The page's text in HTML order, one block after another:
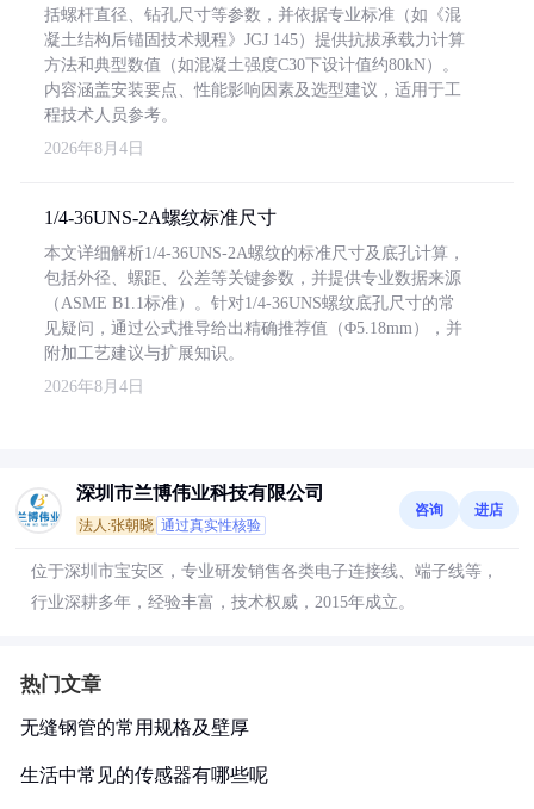
括螺杆直径、钻孔尺寸等参数，并依据专业标准（如《混
凝土结构后锚固技术规程》JGJ 145）提供抗拔承载力计算
方法和典型数值（如混凝土强度C30下设计值约80kN）。
内容涵盖安装要点、性能影响因素及选型建议，适用于工
程技术人员参考。
2026年8月4日
1/4-36UNS-2A螺纹标准尺寸
本文详细解析1/4-36UNS-2A螺纹的标准尺寸及底孔计算，
包括外径、螺距、公差等关键参数，并提供专业数据来源
（ASME B1.1标准）。针对1/4-36UNS螺纹底孔尺寸的常
见疑问，通过公式推导给出精确推荐值（Φ5.18mm），并
附加工艺建议与扩展知识。
2026年8月4日
深圳市兰博伟业科技有限公司
法人:张朝晓 通过真实性核验
咨询 进店
位于深圳市宝安区，专业研发销售各类电子连接线、端子线等，
行业深耕多年，经验丰富，技术权威，2015年成立。
热门文章
无缝钢管的常用规格及壁厚
生活中常见的传感器有哪些呢